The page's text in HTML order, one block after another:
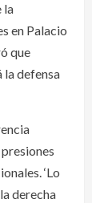
la
en Palacio
que
la defensa
‘Lo
derecha